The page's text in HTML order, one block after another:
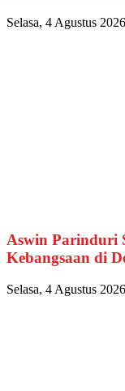
Selasa, 4 Agustus 2026
Aswin Parinduri
Kebangsaan di
Selasa, 4 Agustus 2026